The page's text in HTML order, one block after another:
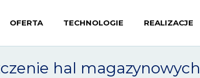
OFERTA TECHNOLOGIE REALIZACJE
hal magazynowych